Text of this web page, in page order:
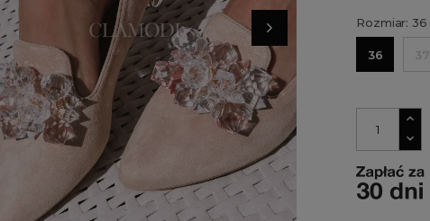
Rozmiar: 36
36 37